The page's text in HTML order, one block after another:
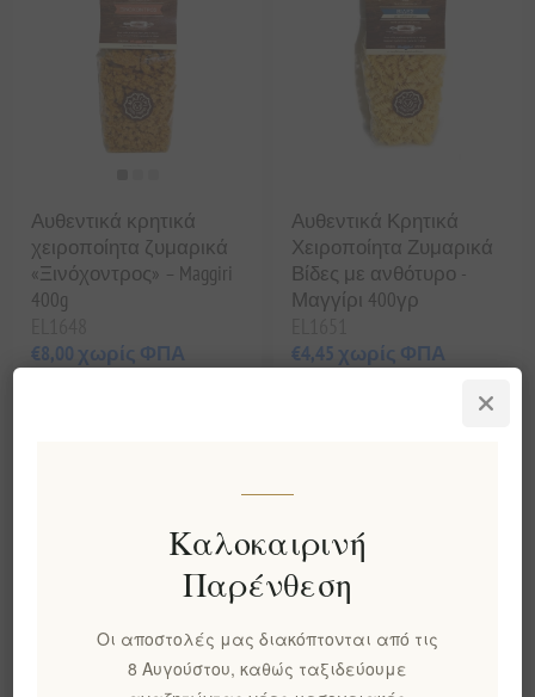
Αυθεντικά κρητικά
χειροποίητα ζυμαρικά
«Ξινόχοντρος» – Maggiri
400g
€8,00 χωρίς ΦΠΑ
Αυθεντικά Κρητικά
Χειροποίητα Ζυμαρικά
Βίδες με ανθότυρο -
Μαγγίρι 400γρ
€4,45 χωρίς ΦΠΑ
Καλοκαιρινή
Παρένθεση
Οι αποστολές μας διακόπτονται από τις
8 Αυγούστου, καθώς ταξιδεύουμε